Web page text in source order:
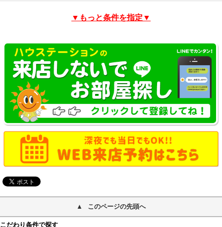
▼もっと条件を指定▼
このページの先頭へ
こだわり条件で探す